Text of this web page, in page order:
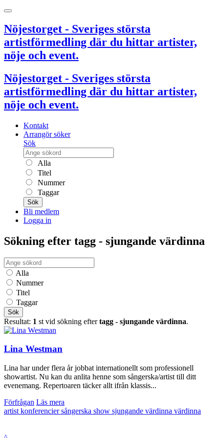
Nöjestorget - Sveriges största
artistförmedling där du hittar artister,
nöje och event.
Nöjestorget - Sveriges största
artistförmedling där du hittar artister,
nöje och event.
Kontakt
Arrangör söker
Sök
Alla
Titel
Nummer
Taggar
Sök
Bli medlem
Logga in
Sökning efter tagg - sjungande värdinna
Alla
Nummer
Titel
Taggar
Sök
Resultat: 1 st vid sökning eftertagg - sjungande värdinna.
Lina Westman
Lina har under flera år jobbat internationellt som professionell
showartist. Nu kan du anlita henne som sångerska/artist till ditt
evenemang. Repertoaren täcker allt ifrån klassis...
Förfrågan Läs mera
artist konferenciersångerska show sjungande värdinna värdinna